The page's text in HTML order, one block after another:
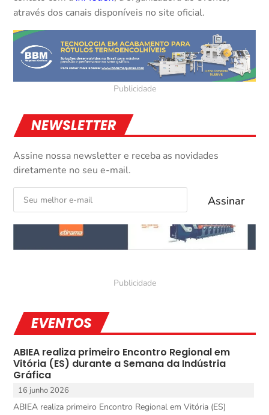
através dos canais disponíveis no site oficial.
NEWSLETTER
Assine nossa newsletter e receba as novidades
diretamente no seu e-mail.
EVENTOS
ABIEA realiza primeiro Encontro Regional em
Vitória (ES) durante a Semana da Indústria
Gráfica
16 junho 2026
ABIEA realiza primeiro Encontro Regional em Vitória (ES)